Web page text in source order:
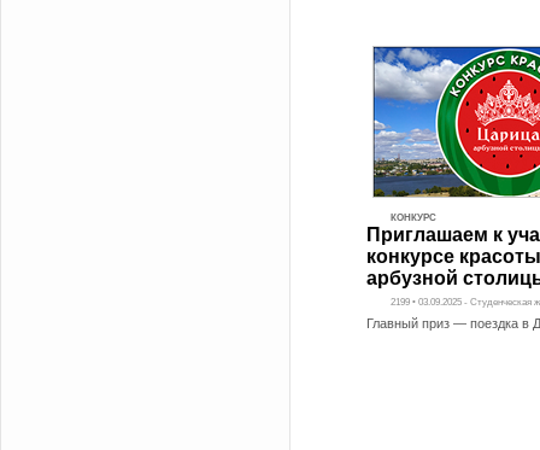
КОНКУРС
Приглашаем к
конкурсе
арбузной
2199 • 03.09.2025 - Студенческая
Главный приз — поездка в